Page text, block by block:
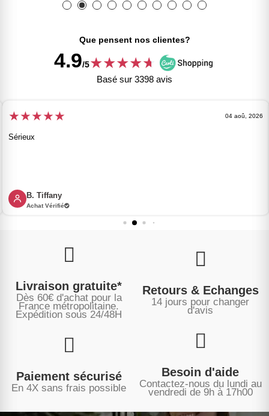
Que pensent nos clientes?
4.9/5★★★★★
★
Basé sur 3398 avis
★★★★★ 04 aoû, 2026
Sérieux
B. Tiffany
Achat Vérifié
Livraison gratuite*
Dès 60€ d'achat pour la
France métropolitaine.
Expédition sous 24/48H
Retours & Echanges
14 jours pour changer
d'avis
Paiement sécurisé
En 4X sans frais possible
Besoin d'aide
Contactez-nous du lundi au
vendredi de 9h à 17h00